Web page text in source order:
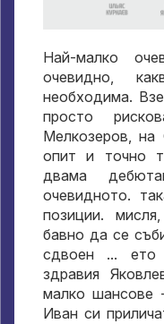
Най-малко
очевидно,
необходима.
просто
Мелкозеров,
опит и точно
двама
очевидното.
позиции.
бавно да се
сдвоен ... ето
здравия
малко шансове
Иван си